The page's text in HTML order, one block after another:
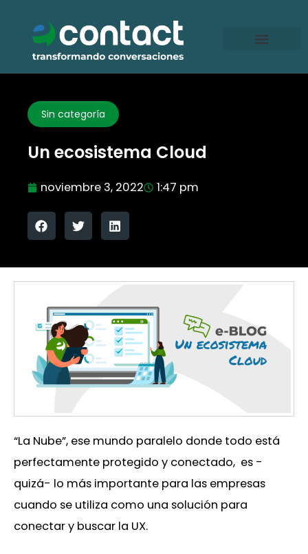
contenido
Sin categoría
Un ecosistema Cloud
noviembre 3, 2022 1:47 pm
“La Nube”, ese mundo paralelo donde todo está
perfectamente protegido y conectado, es -
quizá- lo más importante para las empresas
cuando se utiliza como una solución para
conectar y buscar la UX.